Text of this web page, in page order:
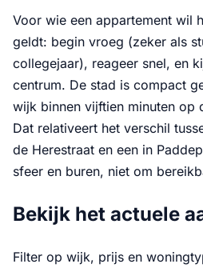
Voor wie een appartement wil
geldt: begin vroeg (zeker als
collegejaar), reageer snel, en
centrum. De stad is compact
wijk binnen vijftien minuten op
Dat relativeert het verschil
de Herestraat en een in
sfeer en buren, niet om
Bekijk het actuele
Filter op wijk, prijs en